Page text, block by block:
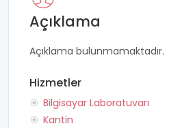
Açıklama
Açıklama bulunmamaktadır.
Hizmetler
Bilgisayar Laboratuvarı
Kantin